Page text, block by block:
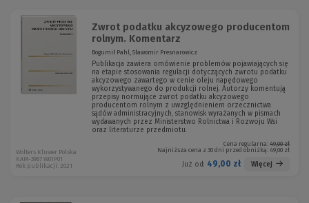
Zwrot podatku akcyzowego producentom
rolnym. Komentarz
Bogumił Pahl, Sławomir Presnarowicz
Publikacja zawiera omówienie problemów pojawiających się
na etapie stosowania regulacji dotyczących zwrotu podatku
akcyzowego zawartego w cenie oleju napędowego
wykorzystywanego do produkcji rolnej. Autorzy komentują
przepisy normujące zwrot podatku akcyzowego
producentom rolnym z uwzględnieniem orzecznictwa
sądów administracyjnych, stanowisk wyrażanych w pismach
wydawanych przez Ministerstwo Rolnictwa i Rozwoju Wsi
oraz literaturze przedmiotu.
Cena regularna: 49,00 zł
Najniższa cena z 30 dni przed obniżką: 49,00 zł
Już od: 49,00 zł Więcej
Wolters Kluwer Polska
KAM-3967 W01P01
Rok publikacji: 2021